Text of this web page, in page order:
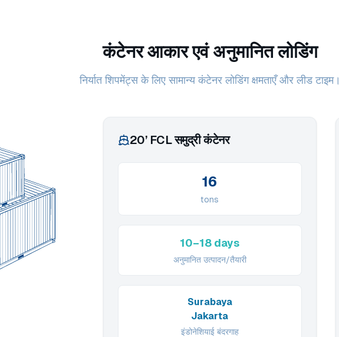
कंटेनर आकार एवं अनुमानित लोडिंग
निर्यात शिपमेंट्स के लिए सामान्य कंटेनर लोडिंग क्षमताएँ और लीड टाइम।
20’ FCL समुद्री कंटेनर
16
tons
10–18 days
अनुमानित उत्पादन/तैयारी
Surabaya
Jakarta
इंडोनेशियाई बंदरगाह